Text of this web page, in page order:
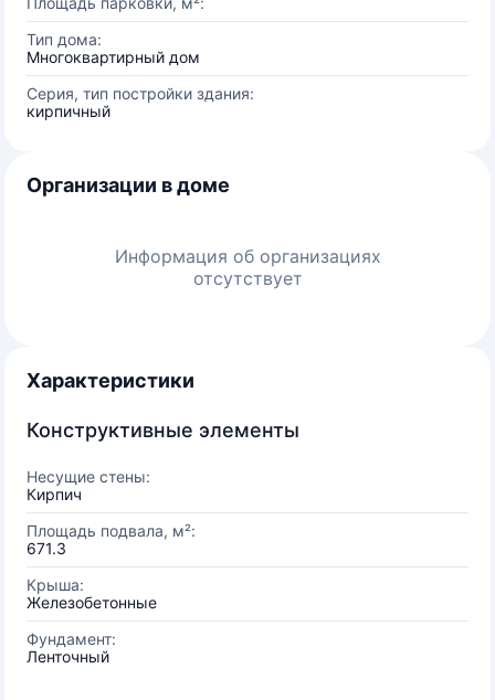
Тип дома:
Многоквартирный дом
Серия, тип постройки здания:
кирпичный
Организации в доме
Информация об организациях
отсутствует
Характеристики
Конструктивные элементы
Несущие стены:
Кирпич
Площадь подвала, м²:
671.3
Крыша:
Железобетонные
Фундамент:
Ленточный